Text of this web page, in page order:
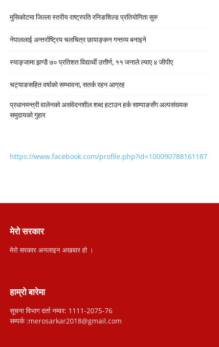
मुसिकोटमा जिल्ला स्तरीय राष्ट्रपति रनिङशिल्ड प्रतियोगिता सुरु
नेपाललाई अन्तर्राष्ट्रिय चलचित्र छायाङ्कन गन्तव्य बनाइने
स्याङ्जामा झण्डै ७० प्रतिशत विद्यार्थी उत्तीर्ण, ११ जनाले ल्याए ४ जीपीए
चट्याङसहित वर्षाको सम्भावना, सतर्क रहन आग्रह
प्रधानमन्त्री वालेनको असंवेदनशील शब्द हटाउन हर्क साम्पाङसँग अल्पसंख्यक
समुदायको गुहार
https://www.facebook.com/profile.php?id=100090788161187
मेरो सरकार
मेरो सरकार अनलाइन अखबार हो ।
हाम्रो बारेमा
सूचना विभाग दर्ता नम्वर: 1111-2075-76
सम्पर्क :merosarkar2018@gmail.com